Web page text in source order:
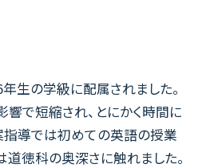
生の学級に配属されました。
で短縮され、とにかく時間に
指導では初めての英語の授業
道徳科の奥深さに触れました。